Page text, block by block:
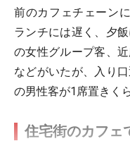
前のカフェチェーン
ランチには遅く、夕
の女性グループ客、
などがいたが、入り
の男性客が1席置きく
住宅街のカフ